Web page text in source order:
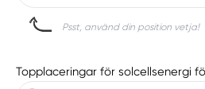
Psst, använd din position vetja!
Topplaceringar för solcellsenergi